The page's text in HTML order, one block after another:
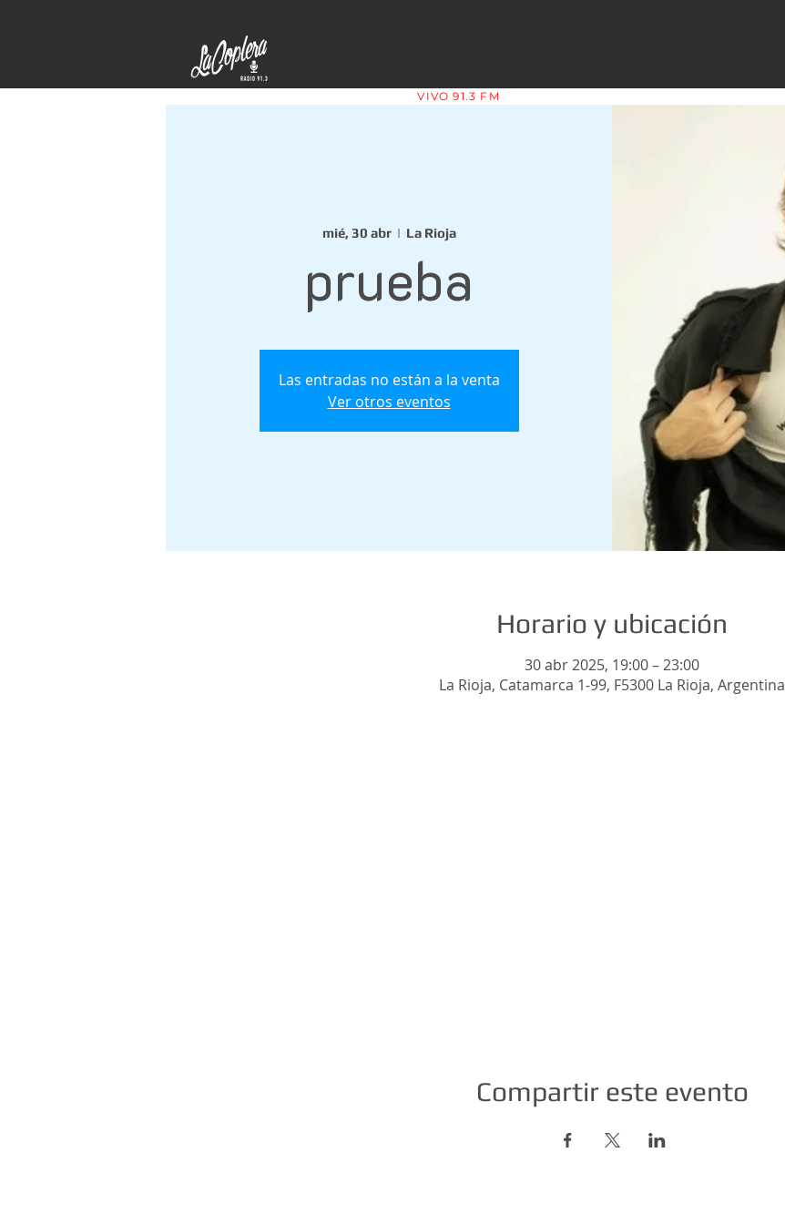
VIVO 91.3 FM
mié, 30 abr
  |
La Rioja
prueba
Las entradas no están a la venta
Ver otros eventos
Horario y ubicación
30 abr 2025, 19:00 – 23:00
La Rioja, Catamarca 1-99, F5300 La Rioja, Argentina
Compartir este evento